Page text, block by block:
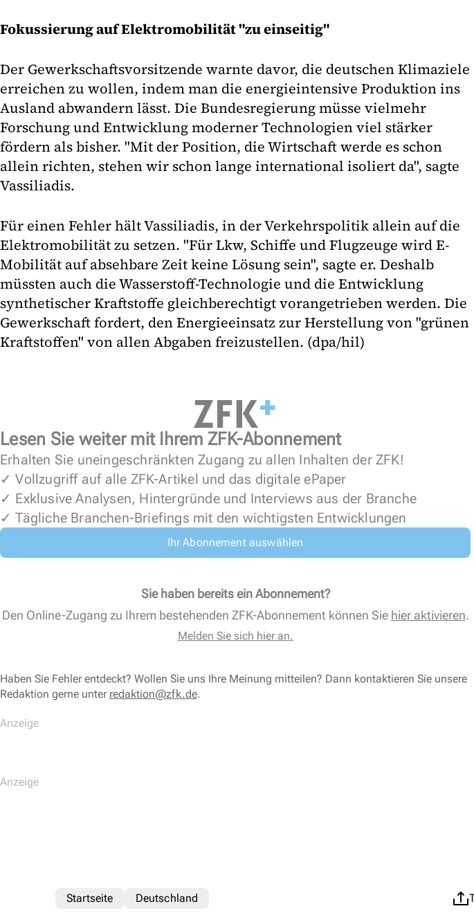
Fokussierung auf Elektromobilität "zu einseitig"
Der Gewerkschaftsvorsitzende warnte davor, die deutschen Klimaziele
erreichen zu wollen, indem man die energieintensive Produktion ins
Ausland abwandern lässt. Die Bundesregierung müsse vielmehr
Forschung und Entwicklung moderner Technologien viel stärker
fördern als bisher. "Mit der Position, die Wirtschaft werde es schon
allein richten, stehen wir schon lange international isoliert da", sagte
Vassiliadis.
Für einen Fehler hält Vassiliadis, in der Verkehrspolitik allein auf die
Elektromobilität zu setzen. "Für Lkw, Schiffe und Flugzeuge wird E-
Mobilität auf absehbare Zeit keine Lösung sein", sagte er. Deshalb
müssten auch die Wasserstoff-Technologie und die Entwicklung
synthetischer Kraftstoffe gleichberechtigt vorangetrieben werden. Die
Gewerkschaft fordert, den Energieeinsatz zur Herstellung von "grünen
Kraftstoffen" von allen Abgaben freizustellen. (dpa/hil)
Lesen Sie weiter mit Ihrem ZFK-Abonnement
Erhalten Sie uneingeschränkten Zugang zu allen Inhalten der ZFK!
✓ Vollzugriff auf alle ZFK-Artikel und das digitale ePaper
✓ Exklusive Analysen, Hintergründe und Interviews aus der Branche
✓ Tägliche Branchen-Briefings mit den wichtigsten Entwicklungen
Ihr Abonnement auswählen
Sie haben bereits ein Abonnement?
Den Online-Zugang zu Ihrem bestehenden ZFK-Abonnement können Sie hier aktivieren.
Melden Sie sich hier an.
Haben Sie Fehler entdeckt? Wollen Sie uns Ihre Meinung mitteilen? Dann kontaktieren Sie unsere
Redaktion gerne unter redaktion@zfk.de.
Startseite Deutschland